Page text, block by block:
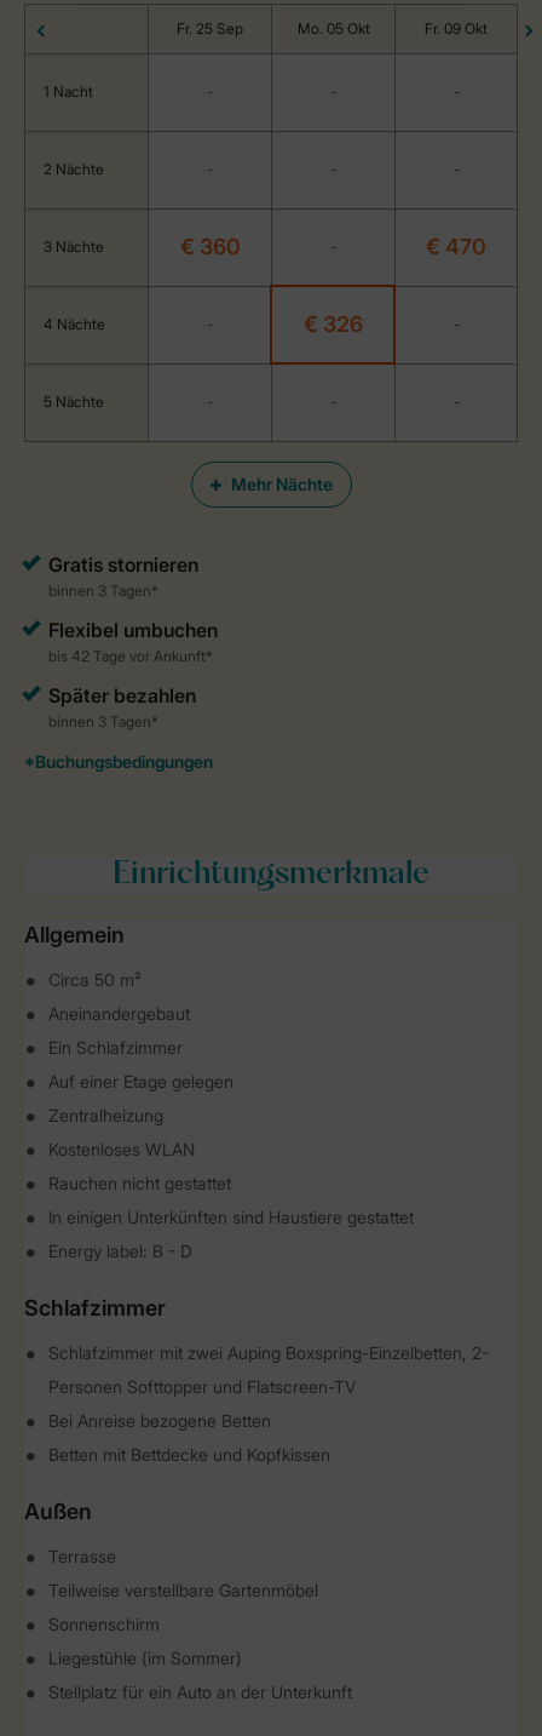
Mehr Nächte
Fr. 25 Sep Mo. 05 Okt Fr. 09 Okt
1 Nacht - - -
2 Nächte - - -
3 Nächte € 360 - € 470
4 Nächte - € 326 -
5 Nächte - - -
Einrichtungsmerkmale
Allgemein
Circa 50 m²
Aneinandergebaut
Ein Schlafzimmer
Auf einer Etage gelegen
Zentralheizung
Kostenloses WLAN
Rauchen nicht gestattet
In einigen Unterkünften sind Haustiere gestattet
Energy label: B - D
Schlafzimmer
Schlafzimmer mit zwei Auping Boxspring-Einzelbetten, 2-
Personen Softtopper und Flatscreen-TV
Bei Anreise bezogene Betten
Betten mit Bettdecke und Kopfkissen
Außen
Terrasse
Teilweise verstellbare Gartenmöbel
Sonnenschirm
Liegestühle (im Sommer)
Stellplatz für ein Auto an der Unterkunft